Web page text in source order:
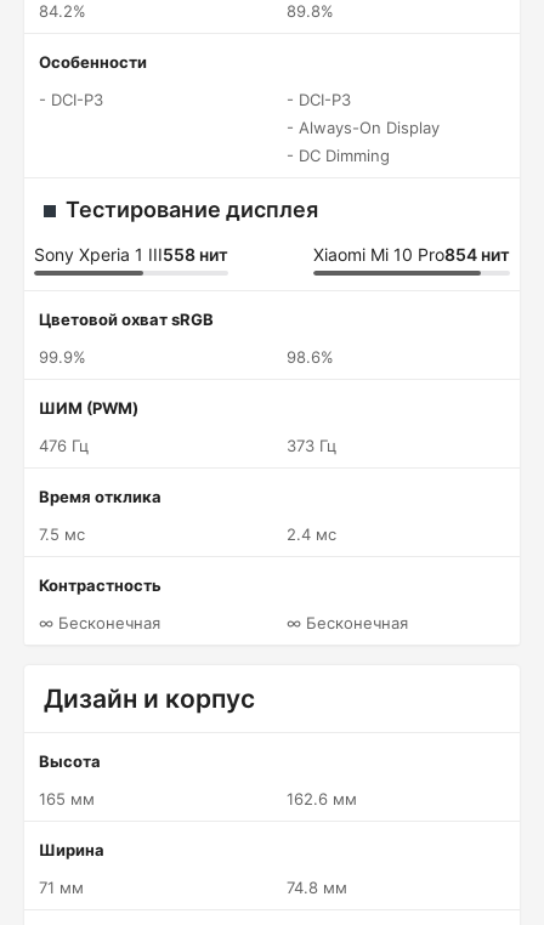
84.2%
89.8%
Особенности
- DCI-P3
- DCI-P3
- Always-On Display
- DC Dimming
Тестирование дисплея
Sony Xperia 1 III558 нит Xiaomi Mi 10 Pro854 нит
Цветовой охват sRGB
99.9%
98.6%
ШИМ (PWM)
476 Гц
373 Гц
Время отклика
7.5 мс
2.4 мс
Контрастность
∞ Бесконечная
∞ Бесконечная
Дизайн и корпус
Высота
165 мм
162.6 мм
Ширина
71 мм
74.8 мм